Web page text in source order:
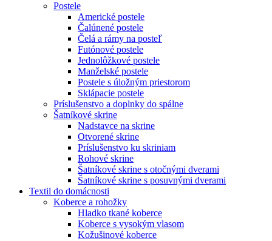
Postele
Americké postele
Čalúnené postele
Čelá a rámy na posteľ
Futónové postele
Jednolôžkové postele
Manželské postele
Postele s úložným priestorom
Sklápacie postele
Príslušenstvo a doplnky do spálne
Šatníkové skrine
Nadstavce na skrine
Otvorené skrine
Príslušenstvo ku skriniam
Rohové skrine
Šatníkové skrine s otočnými dverami
Šatníkové skrine s posuvnými dverami
Textil do domácnosti
Koberce a rohožky
Hladko tkané koberce
Koberce s vysokým vlasom
Kožušinové koberce